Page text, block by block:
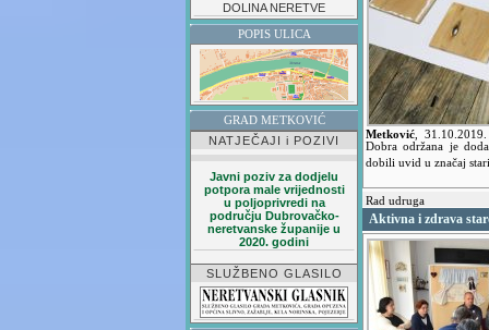
DOLINA NERETVE
POPIS ULICA
GRAD METKOVIĆ
NATJEČAJI i POZIVI
Javni poziv za dodjelu
potpora male vrijednosti
u poljoprivredi na
području Dubrovačko-
neretvanske županije u
2020. godini
SLUŽBENO GLASILO
Metković
Dobra održana je
dobili uvid u značaj
Rad udruga
Aktivna i zdrava